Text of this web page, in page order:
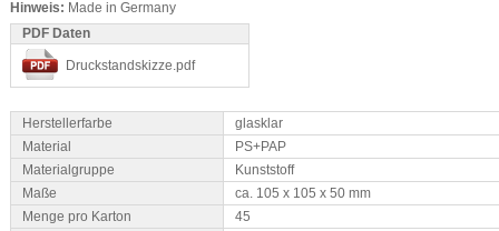
Hinweis: Made in Germany
PDF Daten
Druckstandskizze.pdf
Herstellerfarbe
glasklar
Material
PS+PAP
Materialgruppe
Kunststoff
Maße
ca. 105 x 105 x 50 mm
Menge pro Karton
45